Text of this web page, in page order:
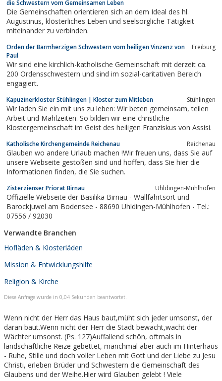
die Schwestern vom Gemeinsamen Leben
Die Gemeinschaften orientieren sich an dem Ideal des hl.
Augustinus, klösterliches Leben und seelsorgliche Tätigkeit
miteinander zu verbinden.
Orden der Barmherzigen Schwestern vom heiligen Vinzenz von
Paul
Freiburg
Wir sind eine kirchlich-katholische Gemeinschaft mit derzeit ca.
200 Ordensschwestern und sind im sozial-caritativen Bereich
engagiert.
Kapuzinerkloster Stühlingen | Kloster zum Mitleben Stühlingen
Wir laden Sie ein mit uns zu leben: Wir beten gemeinsam, teilen
Arbeit und Mahlzeiten. So bilden wir eine christliche
Klostergemeinschaft im Geist des heiligen Franziskus von Assisi.
Katholische Kirchengemeinde Reichenau Reichenau
Glauben wo andere Urlaub machen !Wir freuen uns, dass Sie auf
unsere Webseite gestoßen sind und hoffen, dass Sie hier die
Informationen finden, die Sie suchen.
Zisterzienser Priorat Birnau Uhldingen-Mühlhofen
Offizielle Webseite der Basilika Birnau - Wallfahrtsort und
Barockjuwel am Bodensee - 88690 Uhldingen-Mühlhofen - Tel.:
07556 / 92030
Verwandte Branchen
Hofläden & Klosterläden
Mission & Entwicklungshilfe
Religion & Kirche
Diese Anfrage wurde in 0,04 Sekunden beantwortet.
Wenn nicht der Herr das Haus baut,müht sich jeder umsonst, der
daran baut.Wenn nicht der Herr die Stadt bewacht,wacht der
Wächter umsonst. (Ps. 127)Auffallend schön, oftmals in
landschaftliche Reize gebettet, manchmal aber auch im Hinterhaus
- Ruhe, Stille und doch voller Leben mit Gott und der Liebe zu Jesu
Christi, erleben Brüder und Schwestern die Gemeinschaft des
Glaubens und der Weihe.Hier wird Glauben gelebt ! Viele